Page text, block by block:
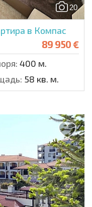
20
в Компас
89 950 €
400 м.
58 кв. м.